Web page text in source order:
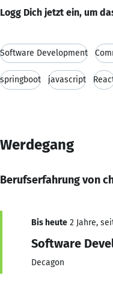
Logg Dich jetzt ein, um
Software Development
springboot javascript
Werdegang
Berufserfahrung von
Bis heute 2 Jahre,
Software
Decagon